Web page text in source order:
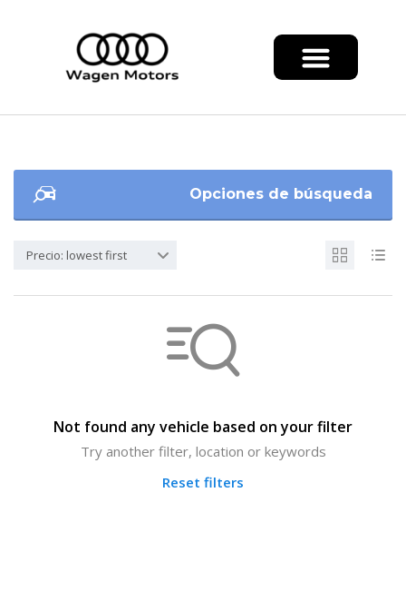
Opciones de búsqueda
Precio: lowest first
Not found any vehicle based on your filter
Try another filter, location or keywords
Reset filters